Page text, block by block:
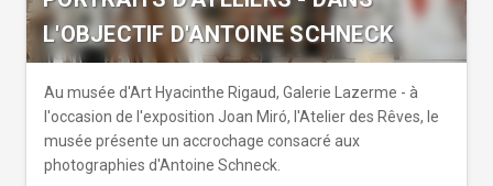
L'OBJECTIF D'ANTOINE SCHNECK
Au musée d'Art Hyacinthe Rigaud, Galerie Lazerme - à
l'occasion de l'exposition Joan Miró, l'Atelier des Rêves, le
musée présente un accrochage consacré aux
photographies d'Antoine Schneck.